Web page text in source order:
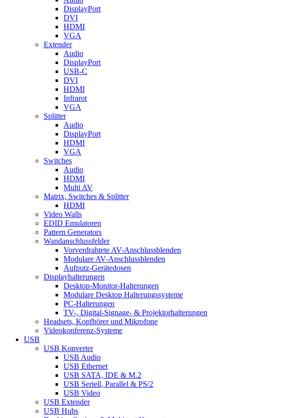
DisplayPort
DVI
HDMI
VGA
Extender
Audio
DisplayPort
USB-C
DVI
HDMI
Infrarot
VGA
Splitter
Audio
DisplayPort
HDMI
VGA
Switches
Audio
HDMI
Multi AV
Matrix, Switches & Splitter
HDMI
Video Walls
EDID Emulatoren
Pattern Generators
Wandanschlussfelder
Vorverdrahtete AV-Anschlussblenden
Modulare AV-Anschlussblenden
Aufputz-Gerätedosen
Displayhalterungen
Desktop-Monitor-Halterungen
Modulare Desktop Halterungssysteme
PC-Halterungen
TV-, Digital-Signage- & Projektorhalterungen
Headsets, Kopfhörer und Mikrofone
Videokonferenz-Systeme
USB
USB Konverter
USB Audio
USB Ethernet
USB SATA, IDE & M.2
USB Seriell, Parallel & PS/2
USB Video
USB Extender
USB Hubs